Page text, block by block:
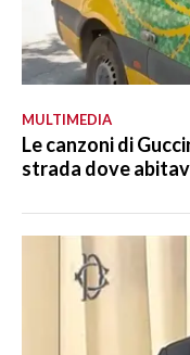
MULTIMEDIA
Le canzoni di
strada dove